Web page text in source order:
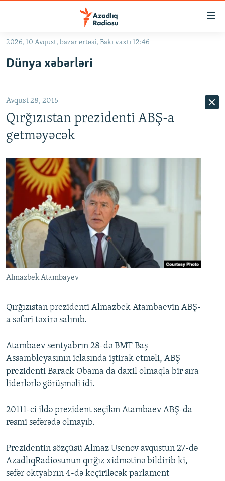
Əsas
qayıt
qayıt
Axtarışa
keç
#İZAHLA
#ƏSLINDƏ
FƏRQƏ BAX
QANUNI DOĞRU
ARAŞDIRMA
MULTIMEDIA
FOTOQALEREYA
İNFOQRAFIKA
KARIKATURA
RADIO ARXIV
OXU ZALI
AZƏRBAYCAN ƏDƏBIYYATI KITABXANASI
İSLAM VƏ DEMOKRATIYA
HAQQIMIZDA
MISSIYAMIZ
PEŞƏ ETIKASI VƏ JURNALISTIKA STANDARTLARIMIZ
BIZIMLƏ ƏLAQƏ
XƏBƏR BÜLLETENLƏRIMIZ
BIZI IZLƏ
2026, 10 Avqust, bazar ertəsi, Bakı vaxtı 12:46
Dünya xəbərləri
Avqust 28, 2015
Qırğızıstan prezidenti ABŞ-a
getməyəcək
Almazbek Atambayev
Qırğızıstan prezidenti Almazbek Atambaevin ABŞ-
a səfəri təxirə salınıb.
Atambaev sentyabrın 28-də BMT Baş
Assambleyasının iclasında iştirak etməli, ABŞ
prezidenti Barack Obama da daxil olmaqla bir sıra
liderlərlə görüşməli idi.
20111-ci ildə prezident seçilən Atambaev ABŞ-da
rəsmi səfərədə olmayıb.
Prezidentin sözçüsü Almaz Usenov avqustun 27-də
AzadlıqRadiosunun qırğız xidmətinə bildirib ki,
səfər oktyabrın 4-də keçiriləcək parlament